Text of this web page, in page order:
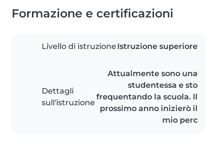
Formazione e certificazioni
Livello di istruzione Istruzione superiore
Dettagli
sull'istruzione
Attualmente sono una
studentessa e sto
frequentando la scuola. Il
prossimo anno inizierò il
mio perc